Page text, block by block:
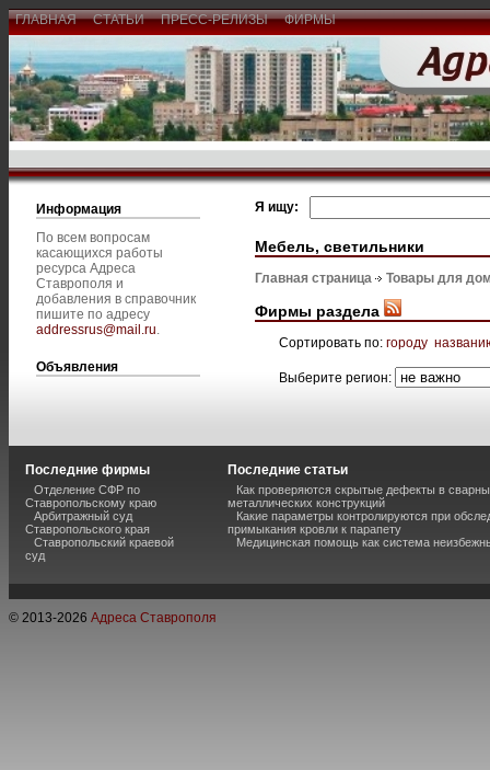
ГЛАВНАЯ СТАТЬИ ПРЕСС-РЕЛИЗЫ ФИРМЫ
Информация
По всем вопросам
касающихся работы
ресурса Адреса
Ставрополя и
добавления в справочник
пишите по адресу
addressrus@mail.ru.
Объявления
Я ищу:
Мебель, светильники
Главная страница Товары для
Фирмы раздела
Сортировать по: городу
Выберите регион:
Последние фирмы
Отделение СФР по
Ставропольскому краю
Арбитражный суд
Ставропольского края
Ставропольский краевой
суд
Последние статьи
Как проверяются скрытые дефекты в
металлических конструкций
Какие параметры контролируются при
примыкания кровли к парапету
Медицинская помощь как система
© 2013-2026 Адреса Ставрополя